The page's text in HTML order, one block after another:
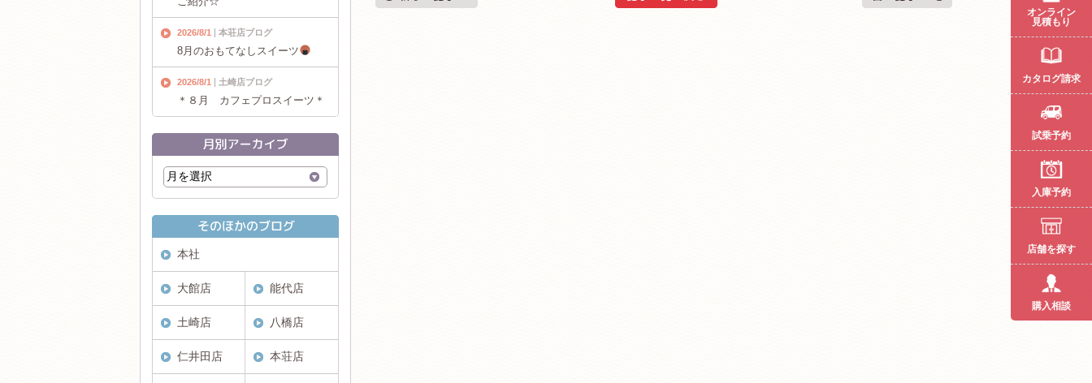
2026/8/1 本荘店ブログ
8月のおもてなしスイーツ
2026/8/1 土崎店ブログ
＊８月 カフェプロスイーツ＊
本社
大館店 能代店
土崎店 八橋店
仁井田店 本荘店
オンライン
見積もり
カタログ請求
試乗予約
入庫予約
店舗を探す
購入相談